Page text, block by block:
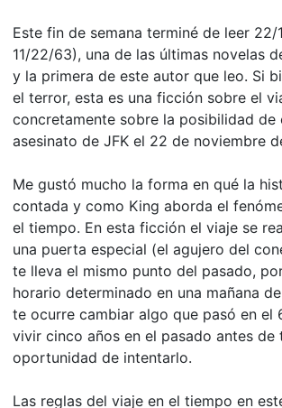
Este fin de semana terminé de leer 22/
11/22/63), una de las últimas novelas
y la primera de este autor que leo. Si
el terror, esta es una ficción sobre el
concretamente sobre la posibilidad de
asesinato de JFK el 22 de noviembre
Me gustó mucho la forma en qué la
contada y como King aborda el
el tiempo. En esta ficción el viaje se
una puerta especial (el agujero del
te lleva el mismo punto del pasado,
horario determinado en una mañana
te ocurre cambiar algo que pasó en el
vivir cinco años en el pasado antes de
oportunidad de intentarlo.
Las reglas del viaje en el tiempo en